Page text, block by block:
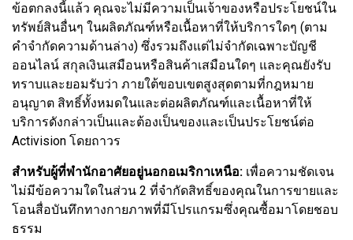
ข้อตกลงนี้แล้ว คุณจะไม่มีความเป็นเจ้าของหรือประโยชน์ใน
ทรัพย์สินอื่นๆ ในผลิตภัณฑ์หรือเนื้อหาที่ให้บริการใดๆ (ตาม
คำจำกัดความด้านล่าง) ซึ่งรวมถึงแต่ไม่จำกัดเฉพาะบัญชี
ออนไลน์ สกุลเงินเสมือนหรือสินค้าเสมือนใดๆ และคุณยังรับ
ทราบและยอมรับว่า ภายใต้ขอบเขตสูงสุดตามที่กฎหมาย
อนุญาต สิทธิ์ทั้งหมดในและต่อผลิตภัณฑ์และเนื้อหาที่ให้
บริการดังกล่าวเป็นและต้องเป็นของและเป็นประโยชน์ต่อ
Activision โดยถาวร
สำหรับผู้ที่พำนักอาศัยอยู่นอกอเมริกาเหนือ: เพื่อความชัดเจน
ไม่มีข้อความใดในส่วน 2 ที่จำกัดสิทธิ์ของคุณในการขายและ
โอนสื่อบันทึกทางกายภาพที่มีโปรแกรมซึ่งคุณซื้อมาโดยชอบ
ธรรม